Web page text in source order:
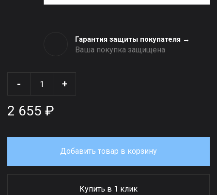
Гарантия защиты покупателя →
Ваша покупка защищена
- +
2 655 ₽
Добавить товар в корзину
Купить в 1 клик